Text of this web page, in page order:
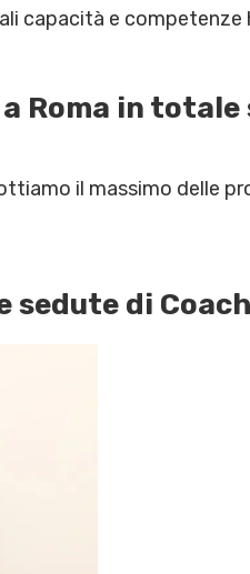
capacità e
Roma in
il massimo delle
di